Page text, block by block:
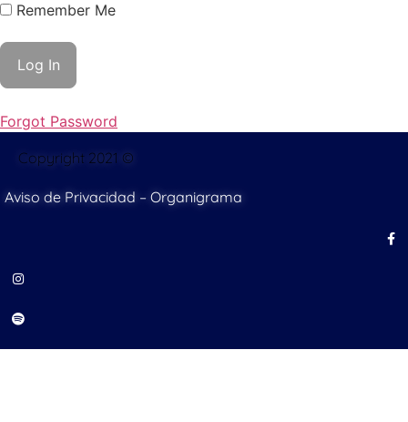
Remember Me
Forgot Password
Copyright 2021 ©
Aviso de Privacidad – Organigrama